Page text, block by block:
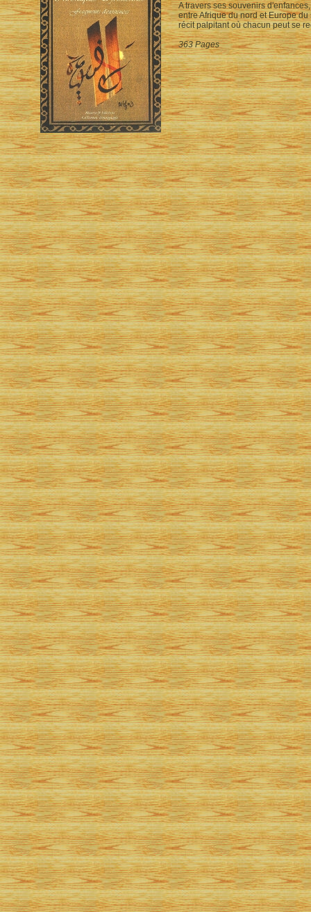
A travers ses souvenirs
entre Afrique du nord et Europe
récit palpitant où chacun peut se
363 Pages